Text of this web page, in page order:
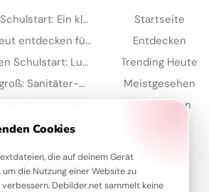
Cookies
die auf deinem Gerät
die Nutzung einer Website zu
Debilder.net sammelt keine
Große Träume zum Schulstart: Ein kleiner Feuerwehrmann für YouTube
Beruf Physiotherapeut entdecken für YouTube: Eine spannende Lektion
Scharfer Blick für den Schulstart: Lustige Bilder für WhatsApp
Kleine Helden ganz groß: Sanitäter-Motivation für WhatsApp zum neuen Schuljahr
Startseite
Entdecken
Trending Heute
Meistgesehen
Sammlungen
Über Debilder